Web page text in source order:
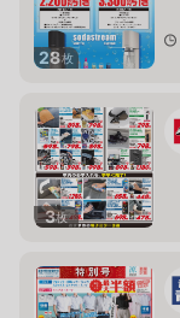
28枚
3枚